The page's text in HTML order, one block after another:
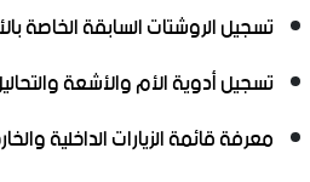
تسجيل الروشتات السابقة الخاصة
تسجيل أدوية الأم والأشعة
معرفة قائمة الزيارات الداخلية